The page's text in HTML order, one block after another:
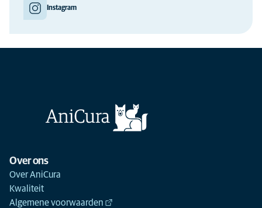
Instagram
Over ons
Over AniCura
Kwaliteit
Algemene voorwaarden